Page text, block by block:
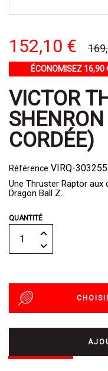
152,10 €
ÉCONOMISEZ 16,90
VICTOR
CORDÉE)
Référence VIRQ-303255
Une Thruster Raptor aux
Dragon Ball Z.
QUANTITÉ